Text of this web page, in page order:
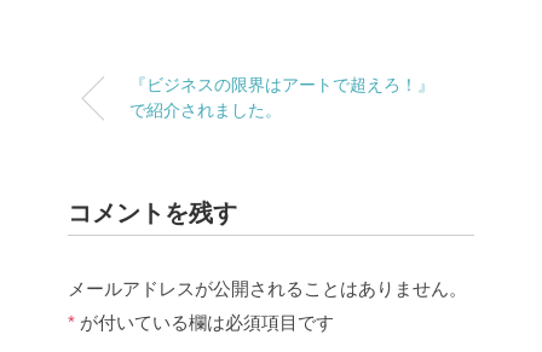
『ビジネスの限界はアートで超えろ！』
で紹介されました。
コメントを残す
メールアドレスが公開されることはありません。
* が付いている欄は必須項目です